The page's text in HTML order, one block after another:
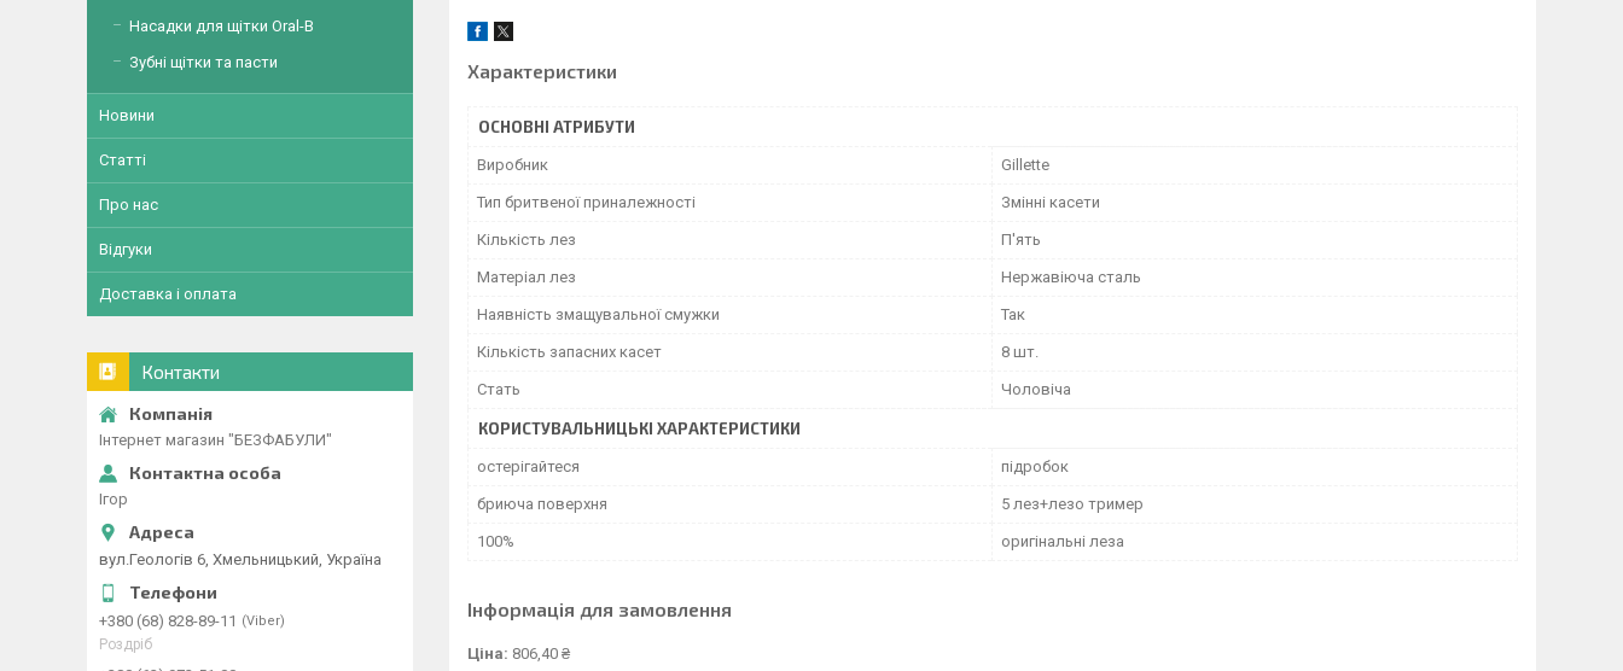
Характеристики
ОСНОВНІ АТРИБУТИ
Виробник Gillette
Тип бритвеної приналежності Змінні касети
Кількість лез П'ять
Матеріал лез Нержавіюча сталь
Наявність змащувальної смужки Так
Кількість запасних касет 8 шт.
Стать Чоловіча
КОРИСТУВАЛЬНИЦЬКІ ХАРАКТЕРИСТИКИ
остерігайтеся підробок
бриюча поверхня 5 лез+лезо тример
100% оригінальні леза
Інформація для замовлення
Ціна: 806,40 ₴
Насадки для щітки Oral-B
Зубні щітки та пасти
Новини
Статті
Про нас
Відгуки
Доставка і оплата
Контакти
Інтернет магазин "БЕЗФАБУЛИ"
Ігор
вул.Геологів 6, Хмельницький, Україна
+380 (68) 828-89-11 Viber
Роздріб